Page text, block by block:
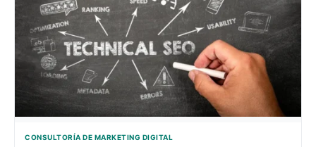
CONSULTORÍA DE MARKETING DIGITAL